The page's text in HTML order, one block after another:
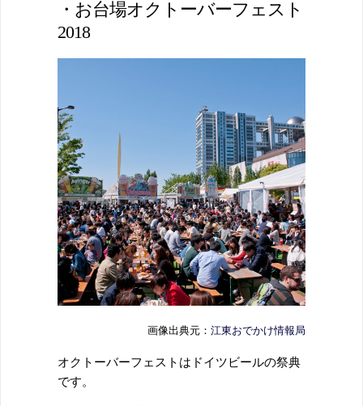
・お台場オクトーバーフェスト
2018
画像出典元： 江東おでかけ情報局
オクトーバーフェストはドイツビールの祭典
です。